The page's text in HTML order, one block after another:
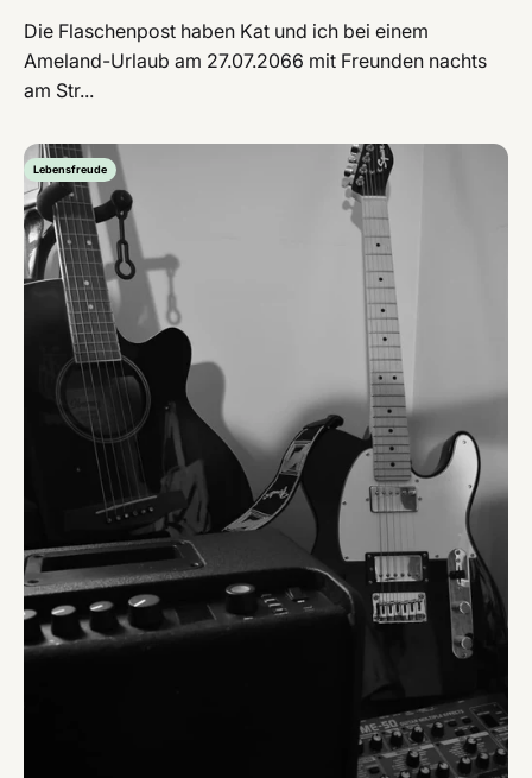
Die Flaschenpost haben Kat und ich bei einem
Ameland-Urlaub am 27.07.2066 mit Freunden nachts
am Str...
Lebensfreude